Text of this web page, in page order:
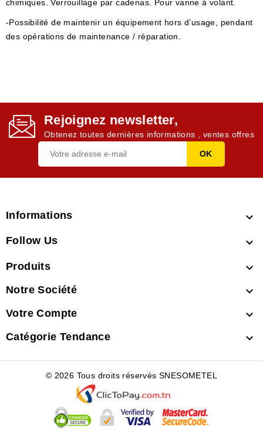
chimiques. Verrouillage par cadenas. Pour vanne à volant.
-Possibilité de maintenir un équipement hors d’usage, pendant
des opérations de maintenance / réparation.
Rejoignez newsletter,
Obtenez toutes dernières informations , ventes offres
Informations 
Follow Us 
Produits 
Notre Société 
Votre Compte 
Catégorie Tendance 
© 2026 Tous droits réservés SNESOMETEL